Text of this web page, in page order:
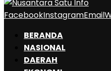
FacebookInstagramEmail
BERANDA
NASIONAL
DAERAH